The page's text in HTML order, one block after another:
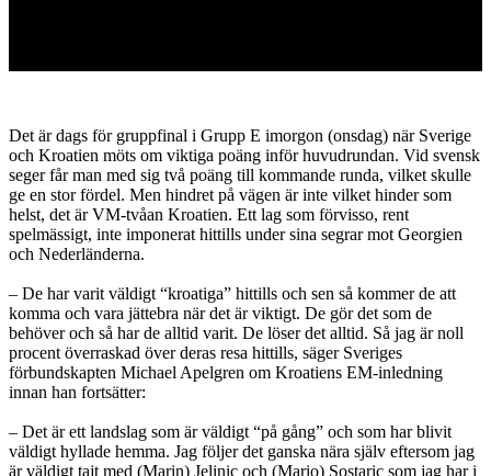
Det är dags för gruppfinal i Grupp E imorgon (onsdag) när Sverige
och Kroatien möts om viktiga poäng inför huvudrundan. Vid svensk
seger får man med sig två poäng till kommande runda, vilket skulle
ge en stor fördel. Men hindret på vägen är inte vilket hinder som
helst, det är VM-tvåan Kroatien. Ett lag som förvisso, rent
spelmässigt, inte imponerat hittills under sina segrar mot Georgien
och Nederländerna.
– De har varit väldigt “kroatiga” hittills och sen så kommer de att
komma och vara jättebra när det är viktigt. De gör det som de
behöver och så har de alltid varit. De löser det alltid. Så jag är noll
procent överraskad över deras resa hittills, säger Sveriges
förbundskapten Michael Apelgren om Kroatiens EM-inledning
innan han fortsätter:
– Det är ett landslag som är väldigt “på gång” och som har blivit
väldigt hyllade hemma. Jag följer det ganska nära själv eftersom jag
är väldigt tajt med (Marin) Jelinic och (Mario) Sostaric som jag har i